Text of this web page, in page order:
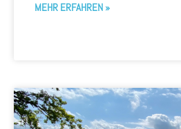
MEHR ERFAHREN »